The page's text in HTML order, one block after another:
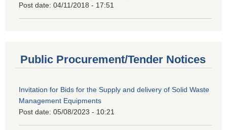
Post date: 04/11/2018 - 17:51
Public Procurement/Tender Notices
Invitation for Bids for the Supply and delivery of Solid Waste
Management Equipments
Post date: 05/08/2023 - 10:21